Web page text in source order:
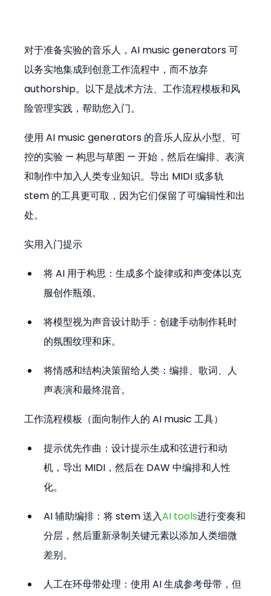
对于准备实验的音乐人，AI music generators 可
以务实地集成到创意工作流程中，而不放弃
authorship。以下是战术方法、工作流程模板和风
险管理实践，帮助您入门。
使用 AI music generators 的音乐人应从小型、可
控的实验 — 构思与草图 — 开始，然后在编排、表演
和制作中加入人类专业知识。导出 MIDI 或多轨
stem 的工具更可取，因为它们保留了可编辑性和出
处。
实用入门提示
将 AI 用于构思：生成多个旋律或和声变体以克
服创作瓶颈。
将模型视为声音设计助手：创建手动制作耗时
的氛围纹理和床。
将情感和结构决策留给人类：编排、歌词、人
声表演和最终混音。
工作流程模板（面向制作人的 AI music 工具）
提示优先作曲：设计提示生成和弦进行和动
机，导出 MIDI，然后在 DAW 中编排和人性
化。
AI 辅助编排：将 stem 送入AI tools进行变奏和
分层，然后重新录制关键元素以添加人类细微
差别。
人工在环母带处理：使用 AI 生成参考母带，但